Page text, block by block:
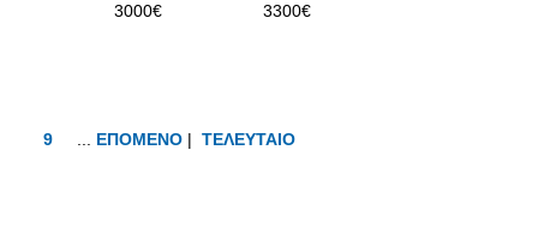
3000€ 3300€
9 ΕΠΟΜΕΝΟ | ΤΕΛΕΥΤΑΙΟ